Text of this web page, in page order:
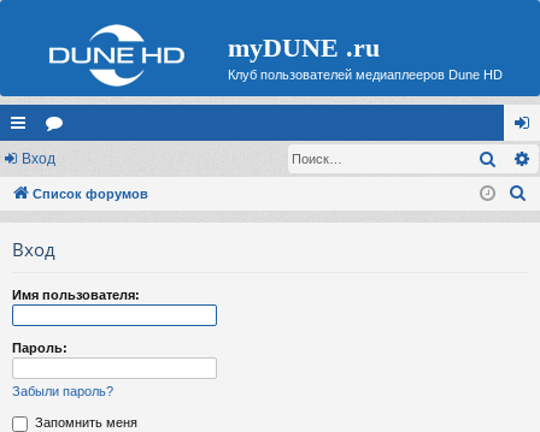
myDUNE .ru
Клуб пользователей медиаплееров Dune HD
с
ы
ор
ум
хо
д
Вход
Список форумов
Вход
Имя пользователя:
Пароль:
Забыли пароль?
Запомнить меня